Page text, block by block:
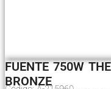
FUENTE 750W
BRONZE